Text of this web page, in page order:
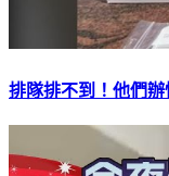
排隊排不到！他們